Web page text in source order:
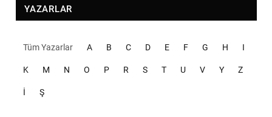
YAZARLAR
Tüm Yazarlar A B C D E F G H I
K M N O P R S T U V Y Z
İ Ş